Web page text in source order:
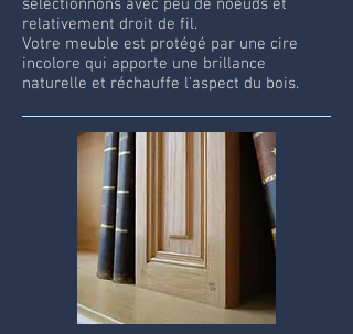
sélectionnons avec peu de noeuds et
relativement droit de fil.
Votre meuble est protégé par une cire
incolore qui apporte une brillance
naturelle et réchauffe l'aspect du bois.